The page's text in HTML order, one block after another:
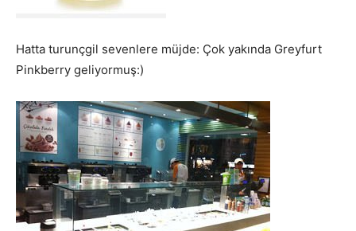
Hatta turunçgil sevenlere müjde: Çok yakında Greyfurt
Pinkberry geliyormuş:)